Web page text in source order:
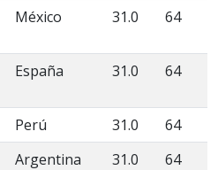
México 31.0 64
España 31.0 64
Perú 31.0
64
Argentina 31.0 64